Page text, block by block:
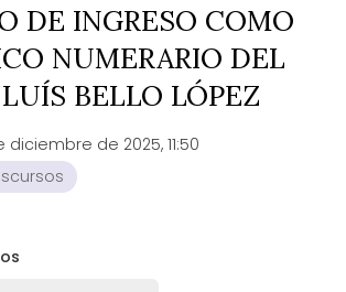
DE INGRESO COMO
NUMERARIO DEL
BELLO LÓPEZ
diciembre de 2025, 11:50